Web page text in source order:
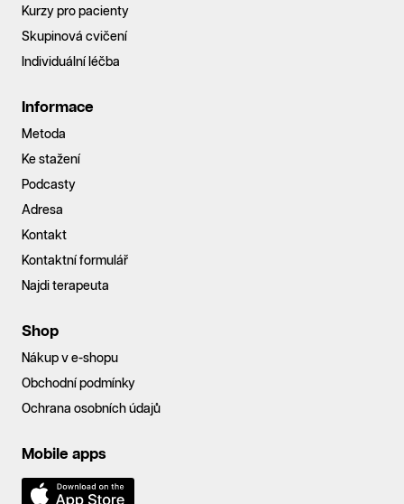
Kurzy pro pacienty
Skupinová cvičení
Individuální léčba
Informace
Metoda
Ke stažení
Podcasty
Adresa
Kontakt
Kontaktní formulář
Najdi terapeuta
Shop
Nákup v e-shopu
Obchodní podmínky
Ochrana osobních údajů
Mobile apps